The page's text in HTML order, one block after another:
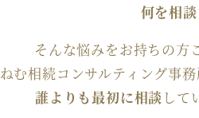
何を相
そんな悩みをお持ちの方
ねむ相続コンサルティング事
誰よりも最初に相談 して